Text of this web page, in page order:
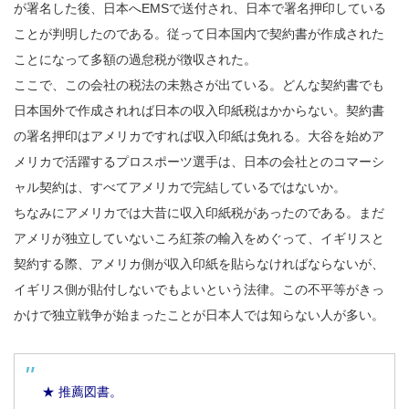
が署名した後、日本へEMSで送付され、日本で署名押印している
ことが判明したのである。従って日本国内で契約書が作成された
ことになって多額の過怠税が徴収された。
ここで、この会社の税法の未熟さが出ている。どんな契約書でも
日本国外で作成されれば日本の収入印紙税はかからない。契約書
の署名押印はアメリカですれば収入印紙は免れる。大谷を始めア
メリカで活躍するプロスポーツ選手は、日本の会社とのコマーシ
ャル契約は、すべてアメリカで完結しているではないか。
ちなみにアメリカでは大昔に収入印紙税があったのである。まだ
アメリが独立していないころ紅茶の輸入をめぐって、イギリスと
契約する際、アメリカ側が収入印紙を貼らなければならないが、
イギリス側が貼付しないでもよいという法律。この不平等がきっ
かけで独立戦争が始まったことが日本人では知らない人が多い。
★ 推薦図書。